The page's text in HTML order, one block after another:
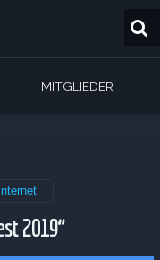
MITGLIEDER
2019“